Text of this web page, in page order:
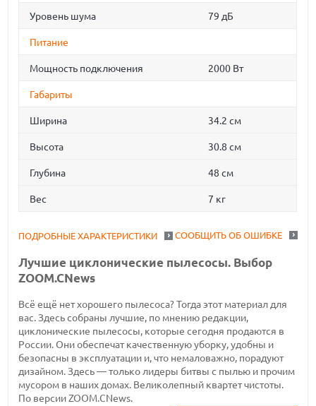
Уровень шума 79 дБ
Питание
Мощность подключения 2000 Вт
Габариты
Ширина 34.2 см
Высота 30.8 см
Глубина 48 см
Вес 7 кг
СООБЩИТЬ ОБ ОШИБКЕ
ПОДРОБНЫЕ ХАРАКТЕРИСТИКИ
Лучшие циклонические пылесосы. Выбор
ZOOM.CNews
Всё ещё нет хорошего пылесоса? Тогда этот материал для
вас. Здесь собраны лучшие, по мнению редакции,
циклонические пылесосы, которые сегодня продаются в
России. Они обеспечат качественную уборку, удобны и
безопасны в эксплуатации и, что немаловажно, порадуют
дизайном. Здесь — только лидеры битвы с пылью и прочим
мусором в наших домах. Великолепный квартет чистоты.
По версии ZOOM.CNews.